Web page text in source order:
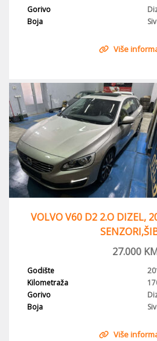
Gorivo
Boja
Više
VOLVO V60 D2 2.O DIZEL,
27.000
Godište
Kilometraža
Gorivo
Boja
Više